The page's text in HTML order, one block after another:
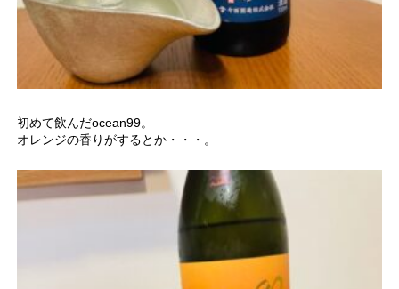
初めて飲んだocean99。
オレンジの香りがするとか・・・。